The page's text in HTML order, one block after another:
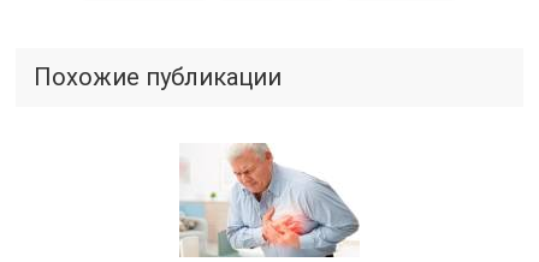
Похожие публикации